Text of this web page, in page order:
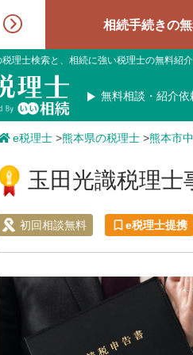
相続手続きの無料相談
税理士検索と、相続に強い税理士の無料紹介
無料相談・紹介依
e税理士 >熊本県の税理士 >熊本市
玉田光識税理士
初回相談無料 e税理士提携